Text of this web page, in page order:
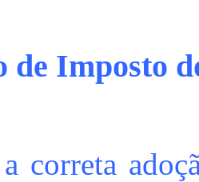
de Imposto
correta